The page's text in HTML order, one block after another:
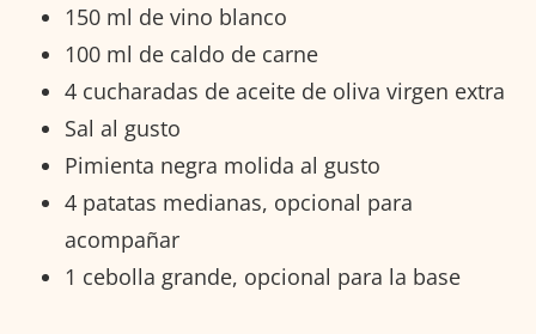
150 ml de vino blanco
100 ml de caldo de carne
4 cucharadas de aceite de oliva virgen extra
Sal al gusto
Pimienta negra molida al gusto
4 patatas medianas, opcional para
acompañar
1 cebolla grande, opcional para la base